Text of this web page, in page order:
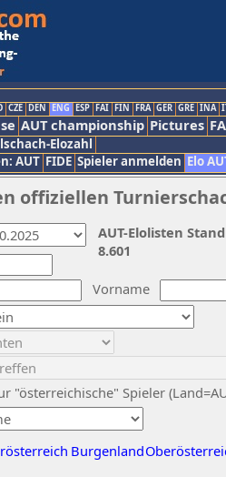
CZE DEN ENG ESP FAI FIN FRA GER GRE INA
AUT championship Pictures
Elozahl
AUT FIDE Spieler anmelden Elo
offiziellen
Vorname
"österreichische" Spieler
Burgenland
AUT-Elolisten
8.601